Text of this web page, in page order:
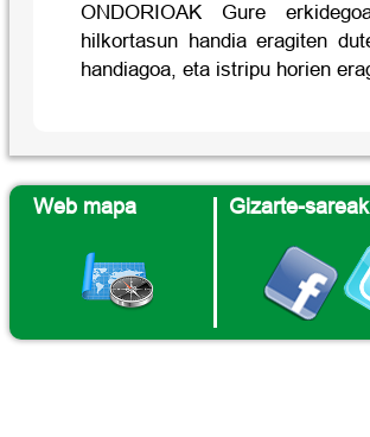
ONDORIOAK Gure
hilkortasun handia eragiten
handiagoa, eta istripu horien
Web mapa Gizarte-sareak